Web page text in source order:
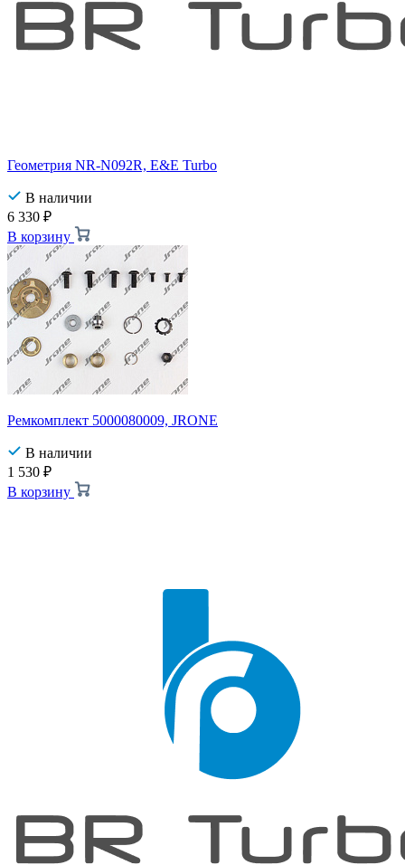
Геометрия NR-N092R, E&E Turbo
В наличии
6 330 ₽
В корзину
Ремкомплект 5000080009, JRONE
В наличии
1 530 ₽
В корзину